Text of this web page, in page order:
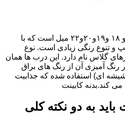
ضخامت این درب ها ۱۶ میل و ۱۸ و١٩و٢٠و٢٢ میل است که با
پی وی سی دارای ۶ تیپ و تنوع رنگی زیادی است. نوع
گلاس نام دارد. این درب ها همان
آمیزی آن از رنگ های براق
ای) استفاده شده که جذابیت
کند.بدنه کابینت
باید به دو نکته کلی